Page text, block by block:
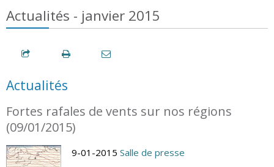
Actualités - janvier 2015
Actualités
Fortes rafales de vents sur nos régions
(09/01/2015)
9-01-2015 Salle de presse